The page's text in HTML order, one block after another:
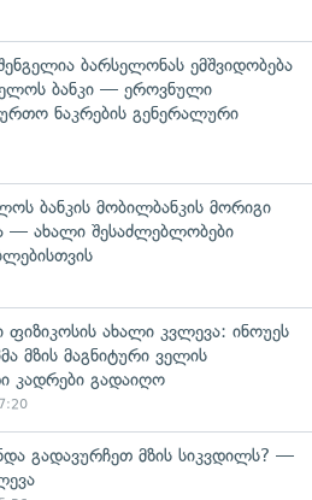
ბარსელონას ემშვიდობება
ბანკი — ეროვნული
ნაკრების გენერალური
ბანკის მობილბანკის მორიგი
— ახალი შესაძლებლობები
ახალი კვლევა: ინოუეს
მზის მაგნიტური ველის
კადრები გადაიღო
გადავურჩეთ მზის სიკვდილს? —